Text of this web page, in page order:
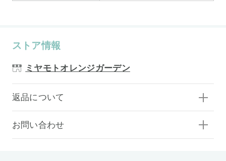
ストア情報
ミヤモトオレンジガーデン
返品について
お問い合わせ